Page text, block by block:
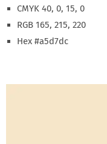
CMYK 40, 0, 15, 0
RGB 165, 215, 220
Hex #a5d7dc